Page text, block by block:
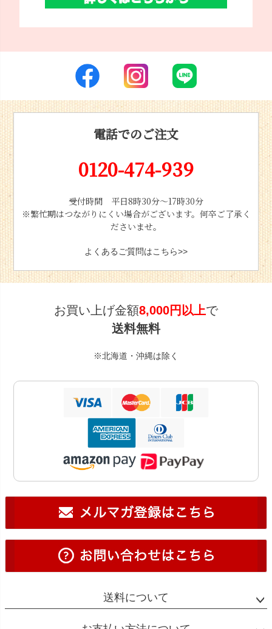
電話でのご注文
0120-474-939
受付時間 平日8時30分〜17時30分
※繁忙期はつながりにくい場合がございます。何卒ご了承く
ださいませ。
よくあるご質問はこちら>>
お買い上げ金額8,000円以上で
送料無料
※北海道・沖縄は除く
送料について